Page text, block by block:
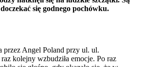
się godnego pochówku.
przez Angel Poland przy ul. ul.
kolejny wzbudziła emocje. Po raz